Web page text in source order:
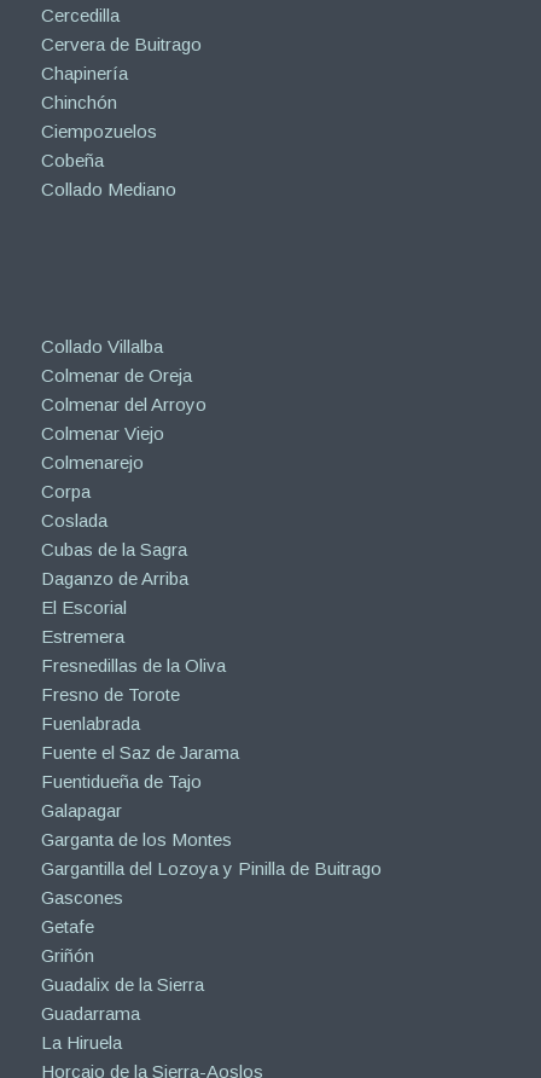
Cercedilla
Cervera de Buitrago
Chapinería
Chinchón
Ciempozuelos
Cobeña
Collado Mediano
Collado Villalba
Colmenar de Oreja
Colmenar del Arroyo
Colmenar Viejo
Colmenarejo
Corpa
Coslada
Cubas de la Sagra
Daganzo de Arriba
El Escorial
Estremera
Fresnedillas de la Oliva
Fresno de Torote
Fuenlabrada
Fuente el Saz de Jarama
Fuentidueña de Tajo
Galapagar
Garganta de los Montes
Gargantilla del Lozoya y Pinilla de Buitrago
Gascones
Getafe
Griñón
Guadalix de la Sierra
Guadarrama
La Hiruela
Horcajo de la Sierra-Aoslos